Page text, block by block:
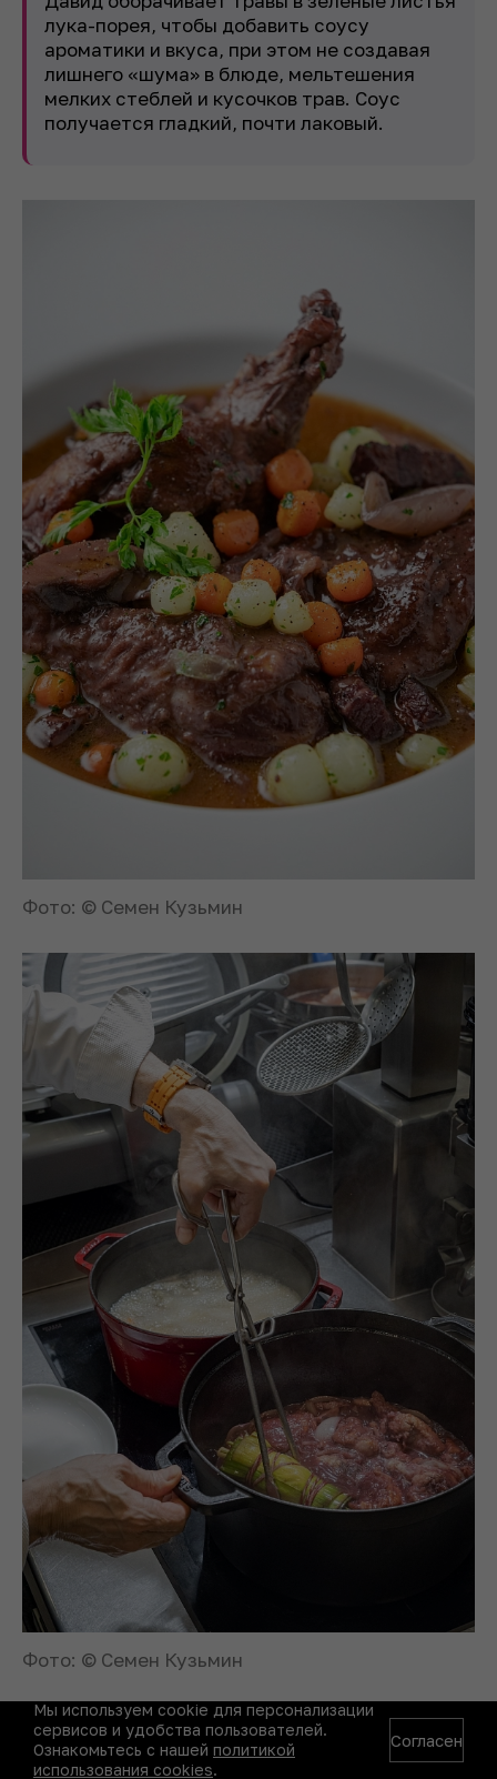
лука-порея, чтобы добавить соусу
ароматики и вкуса, при этом не создавая
лишнего «шума» в блюде, мельтешения
мелких стеблей и кусочков трав. Соус
получается гладкий, почти лаковый.
Фото: © Семен Кузьмин
Фото: © Семен Кузьмин
Приготовление бульона
Мы используем cookie для персонализации
сервисов и удобства пользователей.
Ознакомьтесь с нашей политикой
использования cookies.
Согласен